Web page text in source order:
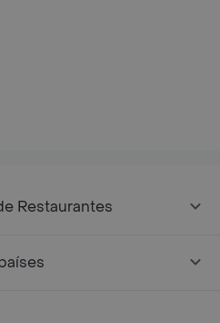
Restaurantes